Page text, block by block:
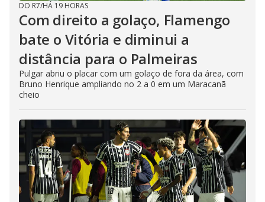
DO R7/HÁ 19 HORAS
Com direito a golaço, Flamengo
bate o Vitória e diminui a
distância para o Palmeiras
Pulgar abriu o placar com um golaço de fora da área, com
Bruno Henrique ampliando no 2 a 0 em um Maracanã
cheio